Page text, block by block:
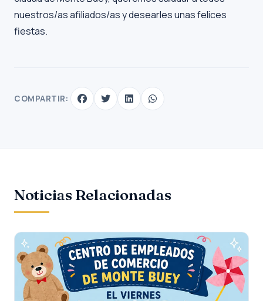
nuestros/as afiliados/as y desearles unas felices
fiestas.
COMPARTIR:
Noticias Relacionadas